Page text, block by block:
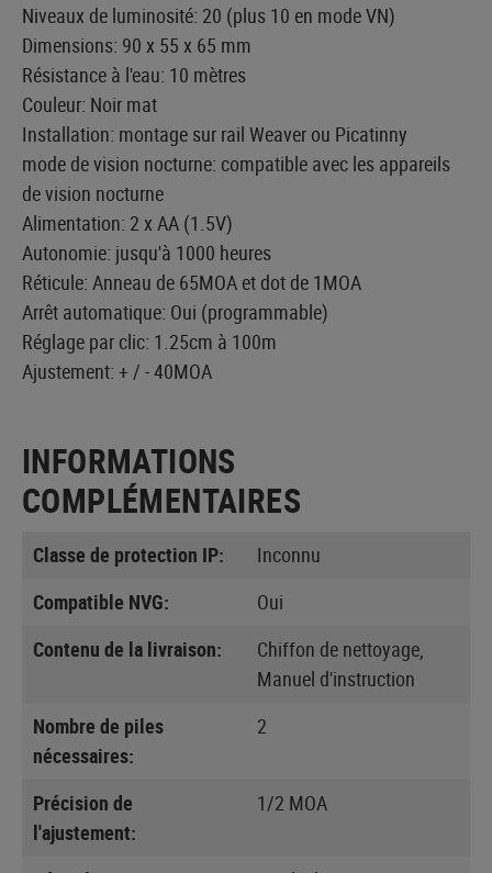
Niveaux de luminosité: 20 (plus 10 en mode VN)
Dimensions: 90 x 55 x 65 mm
Résistance à l'eau: 10 mètres
Couleur: Noir mat
Installation: montage sur rail Weaver ou Picatinny
mode de vision nocturne: compatible avec les appareils
de vision nocturne
Alimentation: 2 x AA (1.5V)
Autonomie: jusqu'à 1000 heures
Réticule: Anneau de 65MOA et dot de 1MOA
Arrêt automatique: Oui (programmable)
Réglage par clic: 1.25cm à 100m
Ajustement: + / - 40MOA
INFORMATIONS
COMPLÉMENTAIRES
Classe de protection IP:
Inconnu
Compatible NVG:
Oui
Contenu de la livraison:
Chiffon de nettoyage,
Manuel d'instruction
Nombre de piles
nécessaires:
2
Précision de
l'ajustement:
1/2 MOA